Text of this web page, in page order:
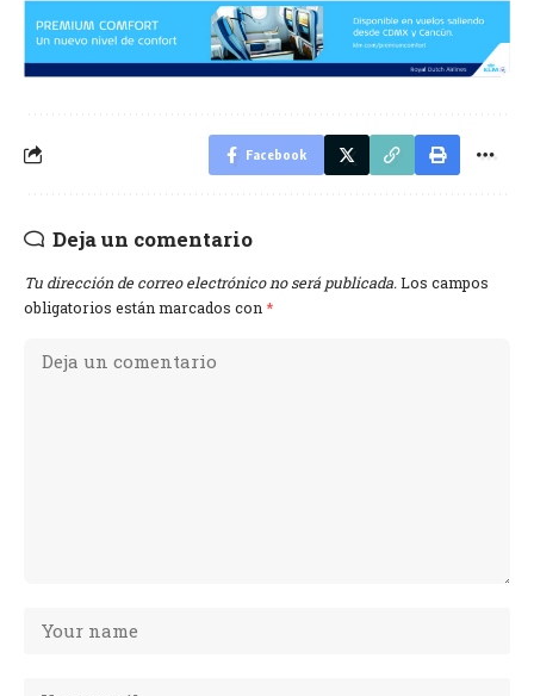
Facebook
Deja un comentario
Tu dirección de correo electrónico no será publicada. Los campos
obligatorios están marcados con *